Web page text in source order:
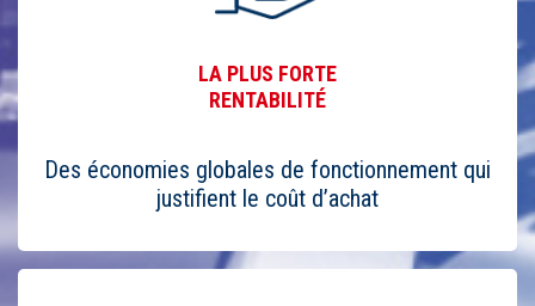
LA PLUS FORTE
RENTABILITÉ
Des économies globales de fonctionnement qui
justifient le coût d’achat